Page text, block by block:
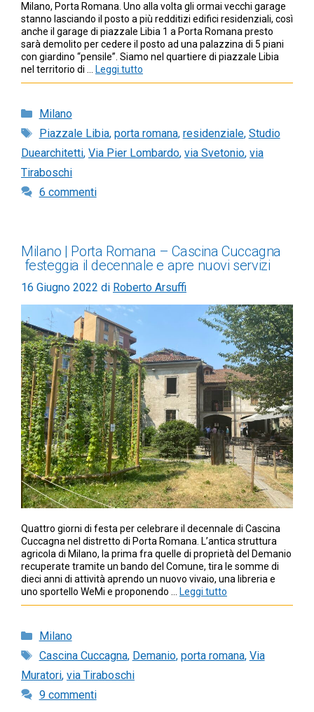
Milano, Porta Romana. Uno alla volta gli ormai vecchi garage
stanno lasciando il posto a più redditizi edifici residenziali, così
anche il garage di piazzale Libia 1 a Porta Romana presto
sarà demolito per cedere il posto ad una palazzina di 5 piani
con giardino “pensile”. Siamo nel quartiere di piazzale Libia
nel territorio di … Leggi tutto
Categorie
Milano
Tag
Piazzale Libia, porta romana, residenziale, Studio
Duearchitetti, Via Pier Lombardo, via Svetonio, via
Tiraboschi
6 commenti
Milano | Porta Romana – Cascina Cuccagna
festeggia il decennale e apre nuovi servizi
16 Giugno 2022 di Roberto Arsuffi
Quattro giorni di festa per celebrare il decennale di Cascina
Cuccagna nel distretto di Porta Romana. L’antica struttura
agricola di Milano, la prima fra quelle di proprietà del Demanio
recuperate tramite un bando del Comune, tira le somme di
dieci anni di attività aprendo un nuovo vivaio, una libreria e
uno sportello WeMi e proponendo … Leggi tutto
Categorie
Milano
Tag
Cascina Cuccagna, Demanio, porta romana, Via
Muratori, via Tiraboschi
9 commenti